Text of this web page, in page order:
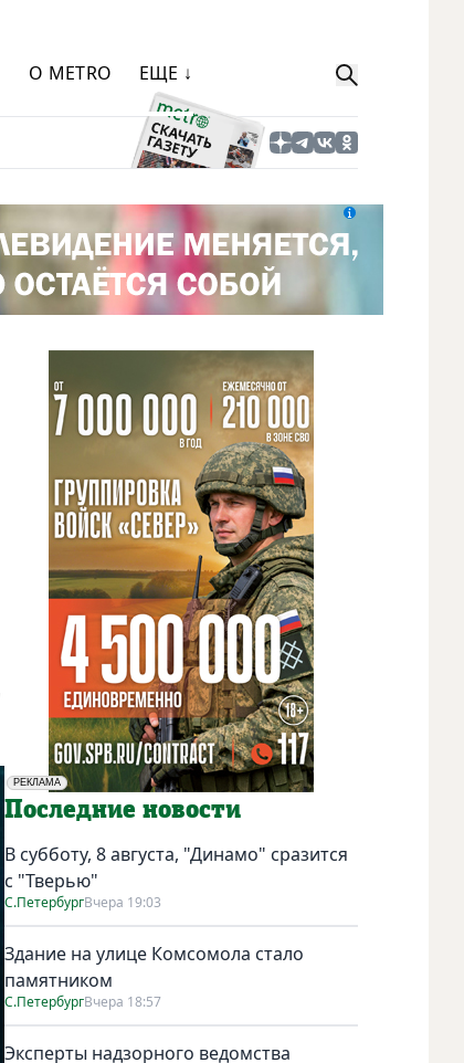
О METRO ЕЩЕ ↓
РЕКЛАМА
Социальная реклама
Последние новости
В субботу, 8 августа, "Динамо" сразится
с "Тверью"
С.ПетербургВчера 19:03
Здание на улице Комсомола стало
памятником
С.ПетербургВчера 18:57
Эксперты надзорного ведомства